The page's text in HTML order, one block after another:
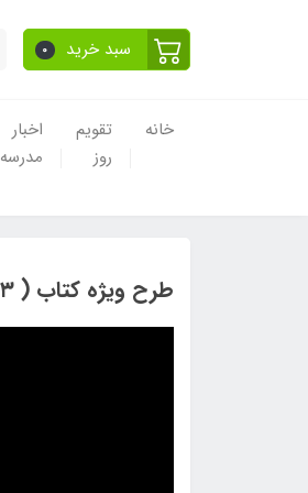
سبد خرید 0
خانه
تقویم
روز
اخبار
مدرسه
طرح ویژه کتاب ( ۳) برای دیدن کلیپ اینجا کلیک کنید